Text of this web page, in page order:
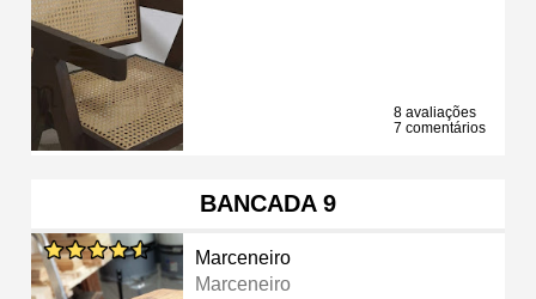
8 avaliações
7 comentários
BANCADA 9
Marceneiro
Marceneiro